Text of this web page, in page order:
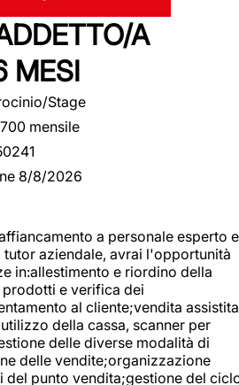
A
MESI
Stage
700 mensile
8/8/2026
a personale esperto e
aziendale, avrai l'opportunità
in:allestimento e riordino della
e verifica dei
al cliente;vendita assistita
della cassa, scanner per
delle diverse modalità di
delle vendite;organizzazione
del punto vendita;gestione del